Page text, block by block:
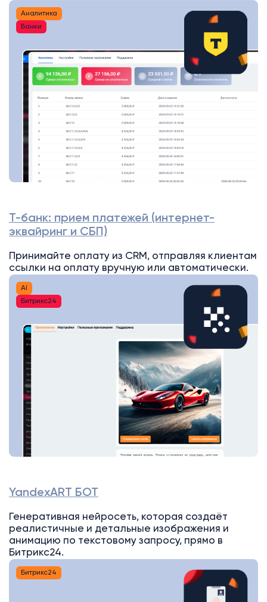
Аналитика
Банки
Т-банк: прием платежей (интернет-
эквайринг и СБП)
Принимайте оплату из CRM, отправляя клиентам
ссылки на оплату вручную или автоматически.
AI
Битрикс24
YandexART БОТ
Генеративная нейросеть, которая создаёт
реалистичные и детальные изображения и
анимацию по текстовому запросу, прямо в
Битрикс24.
Битрикс24